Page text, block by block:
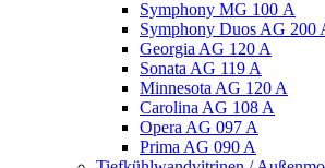
Symphony MG 100 А
Symphony Duos AG 200
Georgia AG 120 A
Sonata AG 119 A
Minnesota AG 120 A
Carolina AG 108 A
Opera AG 097 A
Prima AG 090 A